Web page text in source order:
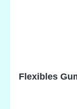
Flexibles